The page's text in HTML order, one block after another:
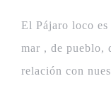
El Pájaro loco es
mar , de pueblo,
relación con